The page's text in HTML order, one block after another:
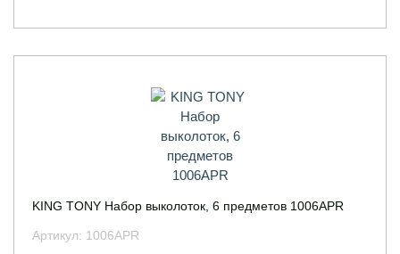
KING TONY Набор выколоток, 6 предметов 1006APR
Артикул: 1006APR